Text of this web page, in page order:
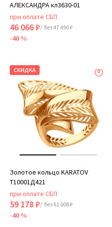
АЛЕКСАНДРА кл3630-01
при оплате СБП
46 066 ₽/ без 47 490 ₽
-40 %
СКИДКА
Золотое кольцо KARATOV
Т10001Д421
при оплате СБП
59 178 ₽/ без 61 008 ₽
-40 %